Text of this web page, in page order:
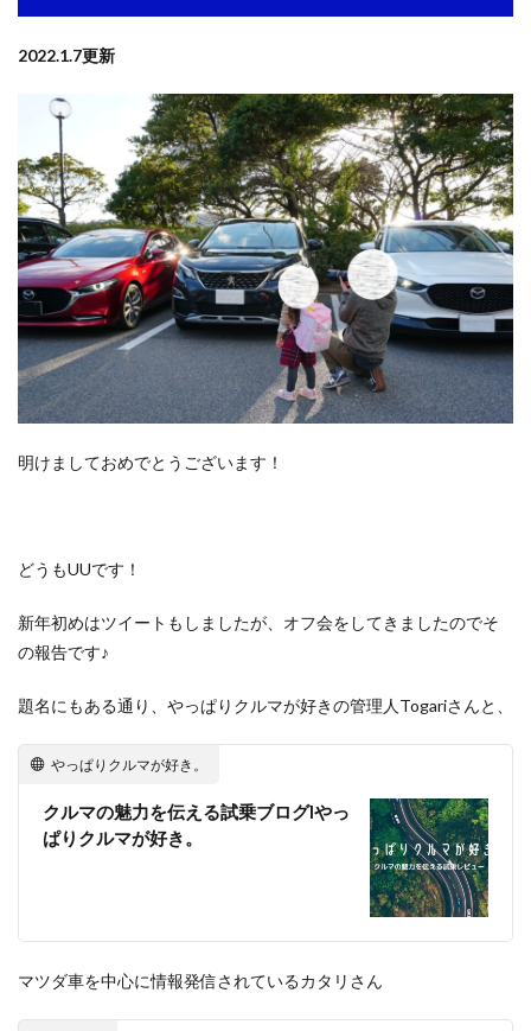
2022.1.7更新
明けましておめでとうございます！
どうもUUです！
新年初めはツイートもしましたが、オフ会をしてきましたのでそ
の報告です♪
題名にもある通り、やっぱりクルマが好きの管理人Togariさんと、
やっぱりクルマが好き。
クルマの魅力を伝える試乗ブログIやっ
ぱりクルマが好き。
マツダ車を中心に情報発信されているカタリさん